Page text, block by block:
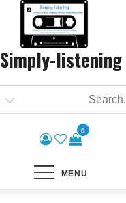
Simply-listening
0
MENU